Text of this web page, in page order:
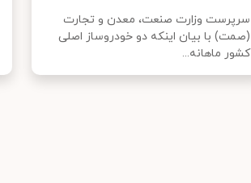
سرپرست وزارت صنعت، معدن و تجارت
(صمت) با بیان اینکه دو خودروساز اصلی
کشور ماهانه...